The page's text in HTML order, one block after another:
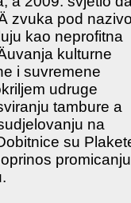
zvuka pod
kao neprofitna
kulturne
i suvremene
udruge
tambure a
na
su
promicanju